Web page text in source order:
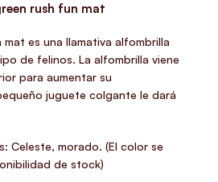
rush fun mat
es una llamativa alfombrilla
de felinos. La alfombrilla viene
para aumentar su
juguete colgante le dará
Celeste, morado. (El color se
de stock)